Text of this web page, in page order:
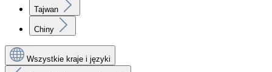
Tajwan
Chiny
Wszystkie kraje i języki